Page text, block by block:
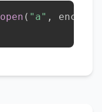
open ( "a" ,